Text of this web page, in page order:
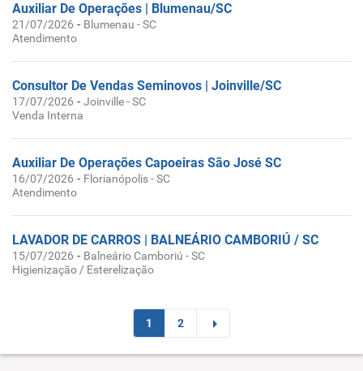
Auxiliar De Operações | Blumenau/SC
21/07/2026 - Blumenau - SC
Atendimento
Consultor De Vendas Seminovos | Joinville/SC
17/07/2026 -Joinville - SC
Venda Interna
Auxiliar De Operações Capoeiras São José SC
16/07/2026 - Florianópolis - SC
Atendimento
LAVADOR DE CARROS | BALNEÁRIO CAMBORIÚ / SC
15/07/2026 - Balneário Camboriú - SC
Higienização / Esterelização
1 2